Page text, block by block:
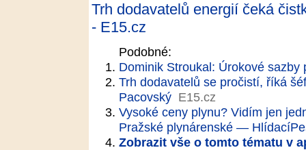
Trh dodavatelů energií čeká
- E15.cz
Podobné:
Dominik Stroukal: Úrokové
Trh dodavatelů se pročistí, říká
Pacovský E15.cz
Vysoké ceny plynu? Vidím jen
Pražské plynárenské —
Zobrazit vše o tomto tématu v